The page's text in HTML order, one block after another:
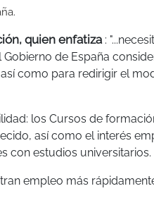
quien enfatiza:
de España
como para redirigir el
los Cursos de
así como el interés
con estudios universitarios.
empleo más